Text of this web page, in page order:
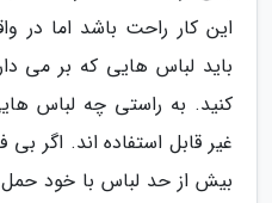
این کار راحت باشد اما در
باید لباس هایی که بر می
کنید. به راستی چه لباس
غیر قابل استفاده اند. اگر
بیش از حد لباس با خود حمل